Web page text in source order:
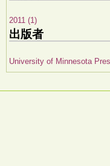
2011 (1)
出版者
University of Minnesota